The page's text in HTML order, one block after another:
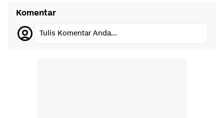
Komentar
Tulis Komentar Anda...